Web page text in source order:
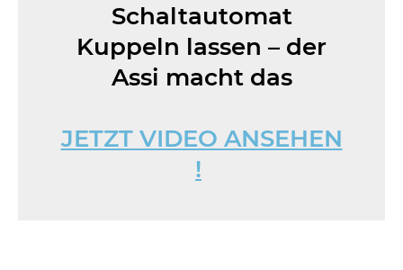
Schaltautomat
Kuppeln lassen – der
Assi macht das
JETZT VIDEO ANSEHEN
!